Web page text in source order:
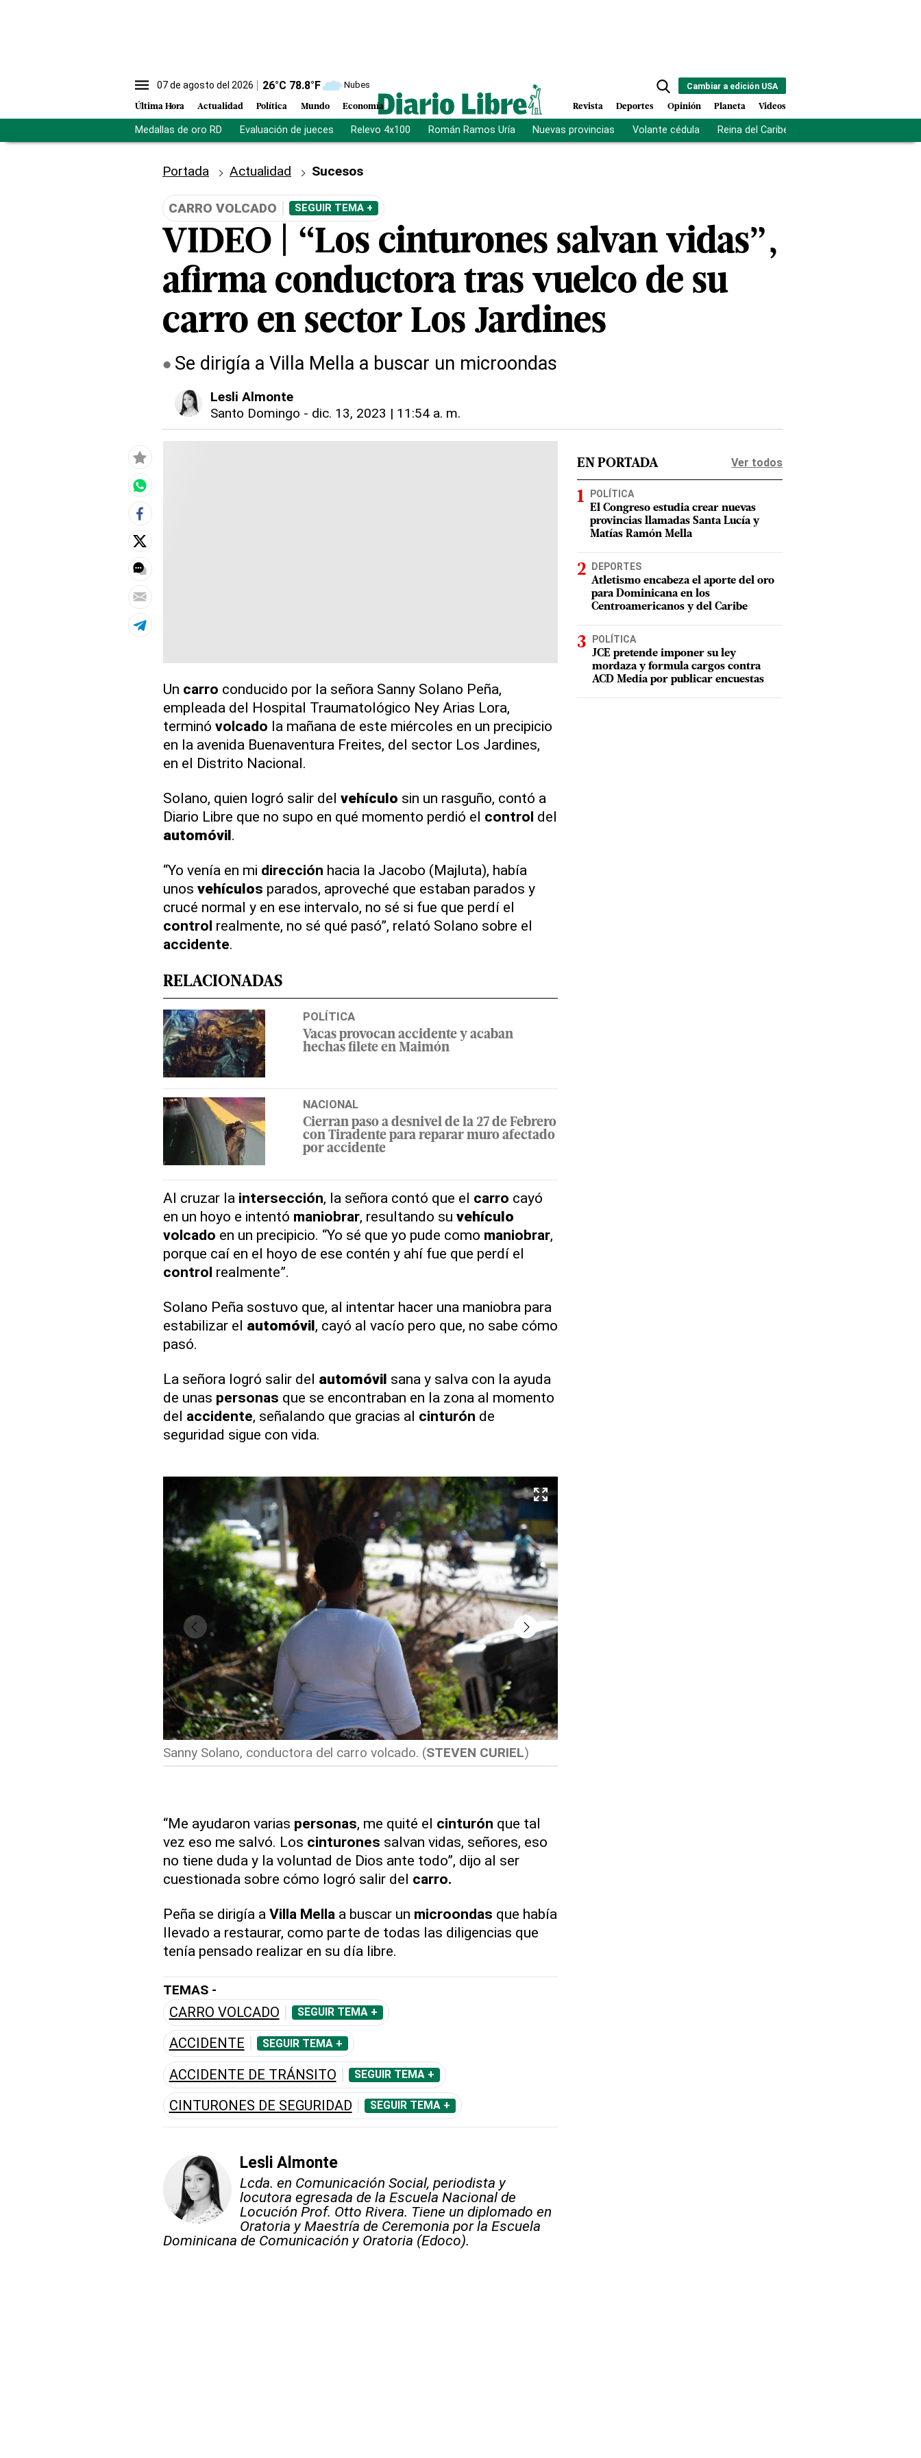
07 de agosto del 2026 26°C 78.8°F Nubes
Última Hora Actualidad Política Mundo Economía
Cambiar a edición USA
Revista Deportes Opinión Planeta Videos
Medallas de oro RD Evaluación de jueces Relevo 4x100 Román Ramos Uría Nuevas provincias Volante cédula Reina del Caribe
Portada Actualidad Sucesos
CARRO VOLCADO SEGUIR TEMA +
VIDEO | “Los cinturones salvan vidas”,
afirma conductora tras vuelco de su
carro en sector Los Jardines
Se dirigía a Villa Mella a buscar un microondas
Lesli Almonte
Santo Domingo - dic. 13, 2023 | 11:54 a. m.
Un carro conducido por la señora Sanny Solano Peña,
empleada del Hospital Traumatológico Ney Arias Lora,
terminó volcado la mañana de este miércoles en un precipicio
en la avenida Buenaventura Freites, del sector Los Jardines,
en el Distrito Nacional.
Solano, quien logró salir del vehículo sin un rasguño, contó a
Diario Libre que no supo en qué momento perdió el control del
automóvil.
“Yo venía en mi dirección hacia la Jacobo (Majluta), había
unos vehículos parados, aproveché que estaban parados y
crucé normal y en ese intervalo, no sé si fue que perdí el
control realmente, no sé qué pasó”, relató Solano sobre el
accidente.
RELACIONADAS
POLÍTICA
Vacas provocan accidente y acaban
hechas filete en Maimón
NACIONAL
Cierran paso a desnivel de la 27 de Febrero
con Tiradente para reparar muro afectado
por accidente
Al cruzar la intersección, la señora contó que el carro cayó
en un hoyo e intentó maniobrar, resultando su vehículo
volcado en un precipicio. “Yo sé que yo pude como maniobrar,
porque caí en el hoyo de ese contén y ahí fue que perdí el
control realmente”.
Solano Peña sostuvo que, al intentar hacer una maniobra para
estabilizar el automóvil, cayó al vacío pero que, no sabe cómo
pasó.
La señora logró salir del automóvil sana y salva con la ayuda
de unas personas que se encontraban en la zona al momento
del accidente, señalando que gracias al cinturón de
seguridad sigue con vida.
Sanny Solano, conductora del carro volcado. (STEVEN CURIEL)
“Me ayudaron varias personas, me quité el cinturón que tal
vez eso me salvó. Los cinturones salvan vidas, señores, eso
no tiene duda y la voluntad de Dios ante todo”, dijo al ser
cuestionada sobre cómo logró salir del carro.
Peña se dirigía a Villa Mella a buscar un microondas que había
llevado a restaurar, como parte de todas las diligencias que
tenía pensado realizar en su día libre.
TEMAS -
CARRO VOLCADO SEGUIR TEMA +
ACCIDENTE SEGUIR TEMA +
ACCIDENTE DE TRÁNSITO SEGUIR TEMA +
CINTURONES DE SEGURIDAD SEGUIR TEMA +
Lesli Almonte
Lcda. en Comunicación Social, periodista y
locutora egresada de la Escuela Nacional de
Locución Prof. Otto Rivera. Tiene un diplomado en
Oratoria y Maestría de Ceremonia por la Escuela
Dominicana de Comunicación y Oratoria (Edoco).
EN PORTADA Ver todos
POLÍTICA
El Congreso estudia crear nuevas
provincias llamadas Santa Lucía y
Matías Ramón Mella
DEPORTES
Atletismo encabeza el aporte del oro
para Dominicana en los
Centroamericanos y del Caribe
POLÍTICA
JCE pretende imponer su ley
mordaza y formula cargos contra
ACD Media por publicar encuestas